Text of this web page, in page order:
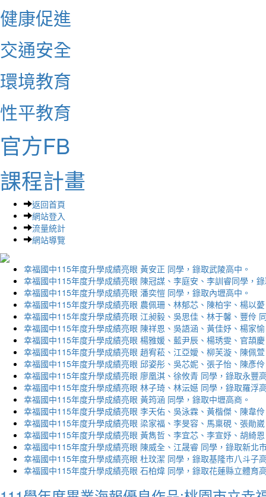
健康促進
交通安全
環境教育
性平教育
官方FB
課程計畫
返回首頁
網站登入
流量統計
網站導覽
幸福國中115年度升學成績亮眼 黃安正 同學，錄取武陵高中。
幸福國中115年度升學成績亮眼 陳冠謀、李庭安、李訓睿同學，
幸福國中115年度升學成績亮眼 潘奕愷 同學，錄取內壢高中。
幸福國中115年度升學成績亮眼 農佩珊、林郁芯、陳柏宇、楊以
幸福國中115年度升學成績亮眼 江昶毅、吳思佳、林于馨、豐伶
幸福國中115年度升學成績亮眼 陳祥恩、吳語涵、黃佳妤、楊家
幸福國中115年度升學成績亮眼 楊雅媛、藍尹辰、楊琇雯、官頡
幸福國中115年度升學成績亮眼 趙宥菘、江亞嬡、柳芙漩、陳佩
幸福國中115年度升學成績亮眼 邱姿彤、吳芯妮、張子怡、陳彥
幸福國中115年度升學成績亮眼 廖凰淇、徐攸青 同學，錄取永豐
幸福國中115年度升學成績亮眼 林子琦、林沄嬨 同學，錄取羅浮
幸福國中115年度升學成績亮眼 黃筠涵 同學，錄取中壢高商。
幸福國中115年度升學成績亮眼 李天佑、吳泳霖、黃楷傑、陳韋
幸福國中115年度升學成績亮眼 梁家福、李旻容、馬稟硯、張勛
幸福國中115年度升學成績亮眼 黃雋哲、李宜芯、李宣妤、胡綺
幸福國中115年度升學成績亮眼 陳威全、江晟睿 同學，錄取新北
幸福國中115年度升學成績亮眼 杜玟潔 同學，錄取基隆市八斗子
幸福國中115年度升學成績亮眼 石柏煒 同學，錄取花蓮縣立體育